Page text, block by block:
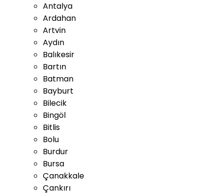
Antalya
Ardahan
Artvin
Aydın
Balıkesir
Bartın
Batman
Bayburt
Bilecik
Bingöl
Bitlis
Bolu
Burdur
Bursa
Çanakkale
Çankırı